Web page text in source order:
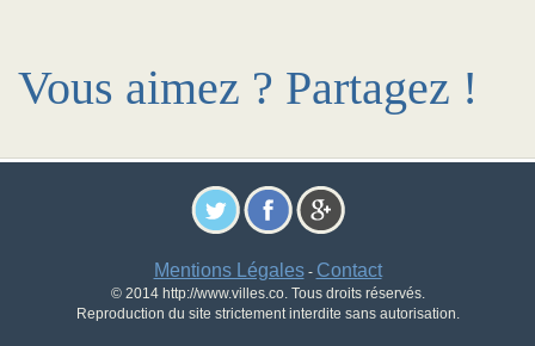
Vous aimez ? Partagez !
Mentions Légales- Contact
© 2014 http://www.villes.co. Tous droits réservés.
Reproduction du site strictement interdite sans autorisation.